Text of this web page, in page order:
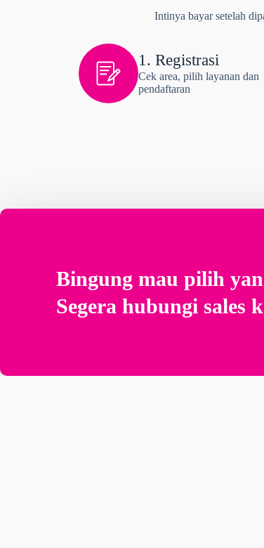
Intinya bayar setelah
1. Registrasi
Cek area, pilih layanan dan
pendaftaran
Bingung mau pilih
Segera hubungi sales